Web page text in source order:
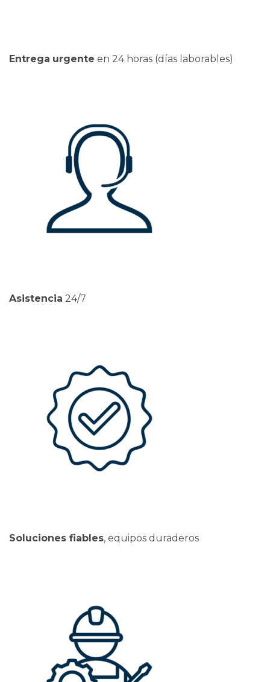
Entrega urgente en 24 horas (días laborables)
Asistencia 24/7
Soluciones fiables, equipos duraderos